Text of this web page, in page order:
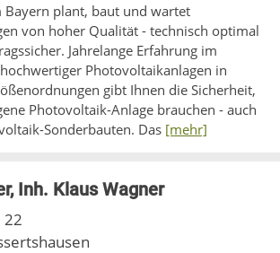
Bayern plant, baut und wartet
von hoher Qualität - technisch optimal
Jahrelange Erfahrung im
Photovoltaikanlagen in
gibt Ihnen die Sicherheit,
Photovoltaik-Anlage brauchen - auch
Sonderbauten. Das [mehr]
Inh. Klaus Wagner
22